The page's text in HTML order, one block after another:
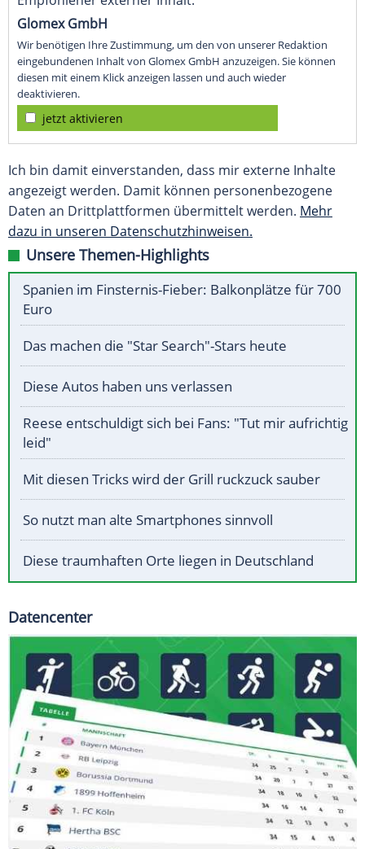
Glomex GmbH
Wir benötigen Ihre Zustimmung, um den von unserer Redaktion
eingebundenen Inhalt von Glomex GmbH anzuzeigen. Sie können
diesen mit einem Klick anzeigen lassen und auch wieder
deaktivieren.
jetzt aktivieren
Ich bin damit einverstanden, dass mir externe Inhalte
angezeigt werden. Damit können personenbezogene
Daten an Drittplattformen übermittelt werden. Mehr
dazu in unseren Datenschutzhinweisen.
Unsere Themen-Highlights
Spanien im Finsternis-Fieber: Balkonplätze für 700
Euro
Das machen die "Star Search"-Stars heute
Diese Autos haben uns verlassen
Reese entschuldigt sich bei Fans: "Tut mir aufrichtig
leid"
Mit diesen Tricks wird der Grill ruckzuck sauber
So nutzt man alte Smartphones sinnvoll
Diese traumhaften Orte liegen in Deutschland
Datencenter